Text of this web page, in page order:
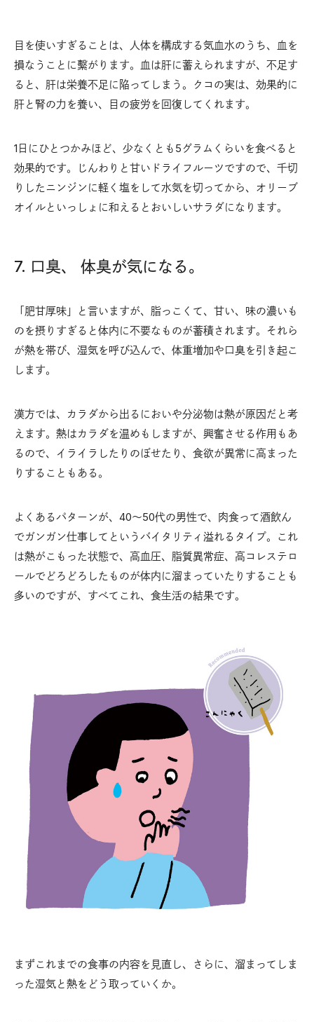
目を使いすぎることは、人体を構成する気血水のうち、血を
損なうことに繫がります。血は肝に蓄えられますが、不足す
ると、肝は栄養不足に陥ってしまう。クコの実は、効果的に
肝と腎の力を養い、目の疲労を回復してくれます。
1日にひとつかみほど、少なくとも5グラムくらいを食べると
効果的です。じんわりと甘いドライフルーツですので、千切
りしたニンジンに軽く塩をして水気を切ってから、オリーブ
オイルといっしょに和えるとおいしいサラダになります。
7. 口臭、 体臭が気になる。
「肥甘厚味」と言いますが、脂っこくて、甘い、味の濃いも
のを摂りすぎると体内に不要なものが蓄積されます。それら
が熱を帯び、湿気を呼び込んで、体重増加や口臭を引き起こ
します。
漢方では、カラダから出るにおいや分泌物は熱が原因だと考
えます。熱はカラダを温めもしますが、興奮させる作用もあ
るので、イライラしたりのぼせたり、食欲が異常に高まった
りすることもある。
よくあるパターンが、40〜50代の男性で、肉食って酒飲ん
でガンガン仕事してというバイタリティ溢れるタイプ。これ
は熱がこもった状態で、高血圧、脂質異常症、高コレステロ
ールでどろどろしたものが体内に溜まっていたりすることも
多いのですが、すべてこれ、食生活の結果です。
まずこれまでの食事の内容を見直し、さらに、溜まってしま
った湿気と熱をどう取っていくか。